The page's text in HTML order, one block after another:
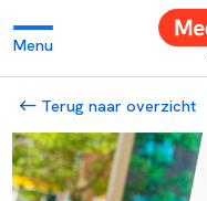
Menu
Terug naar overzicht